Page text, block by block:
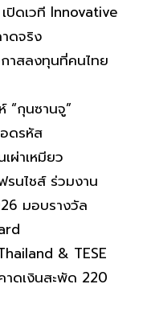
ปิดเวที Innovative
ดจริง
าสลงทุนที่คนไทย
“กุนซานจู”
ดรหัส
ผ่าเหมียว
นไชส์ ร่วมงาน
มอบรางวัล
& TESE
ดเงินสะพัด 220